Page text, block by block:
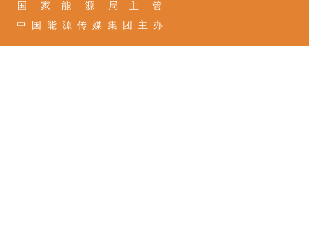
国 家 能 源 局 主 管
中 国 能 源 传 媒 集 团 主 办